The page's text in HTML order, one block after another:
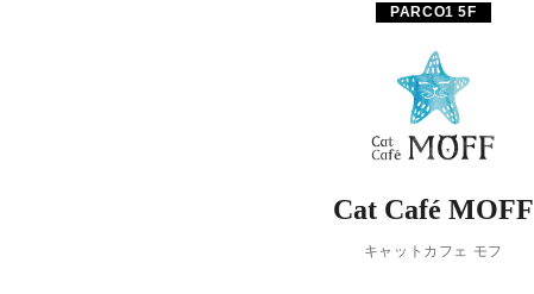
PARCO1 5F
Cat Café MOFF
キャットカフェ モフ